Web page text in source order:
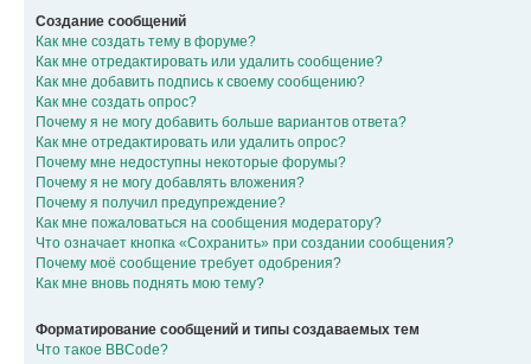
Создание сообщений
Как мне создать тему в форуме?
Как мне отредактировать или удалить сообщение?
Как мне добавить подпись к своему сообщению?
Как мне создать опрос?
Почему я не могу добавить больше вариантов ответа?
Как мне отредактировать или удалить опрос?
Почему мне недоступны некоторые форумы?
Почему я не могу добавлять вложения?
Почему я получил предупреждение?
Как мне пожаловаться на сообщения модератору?
Что означает кнопка «Сохранить» при создании сообщения?
Почему моё сообщение требует одобрения?
Как мне вновь поднять мою тему?
Форматирование сообщений и типы создаваемых тем
Что такое BBCode?